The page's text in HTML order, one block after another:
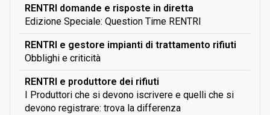
RENTRI domande e risposte in diretta
Edizione Speciale: Question Time RENTRI
RENTRI e gestore impianti di trattamento rifiuti
Obblighi e criticità
RENTRI e produttore dei rifiuti
I Produttori che si devono iscrivere e quelli che si
devono registrare: trova la differenza